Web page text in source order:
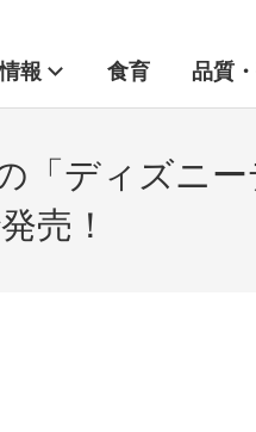
報 食育 品質
「ディズニー
売！